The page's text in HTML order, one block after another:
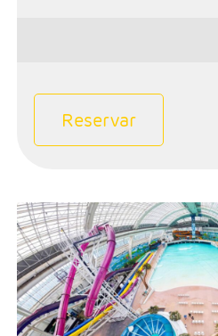
Reservar
- Salidas: Lunes
- Ruta: 2 noches Vancouver, 1
Revelstoke, 1 noche Banff y y
- Categoría hotelera: Primera
-Rñegimen: Desayunos